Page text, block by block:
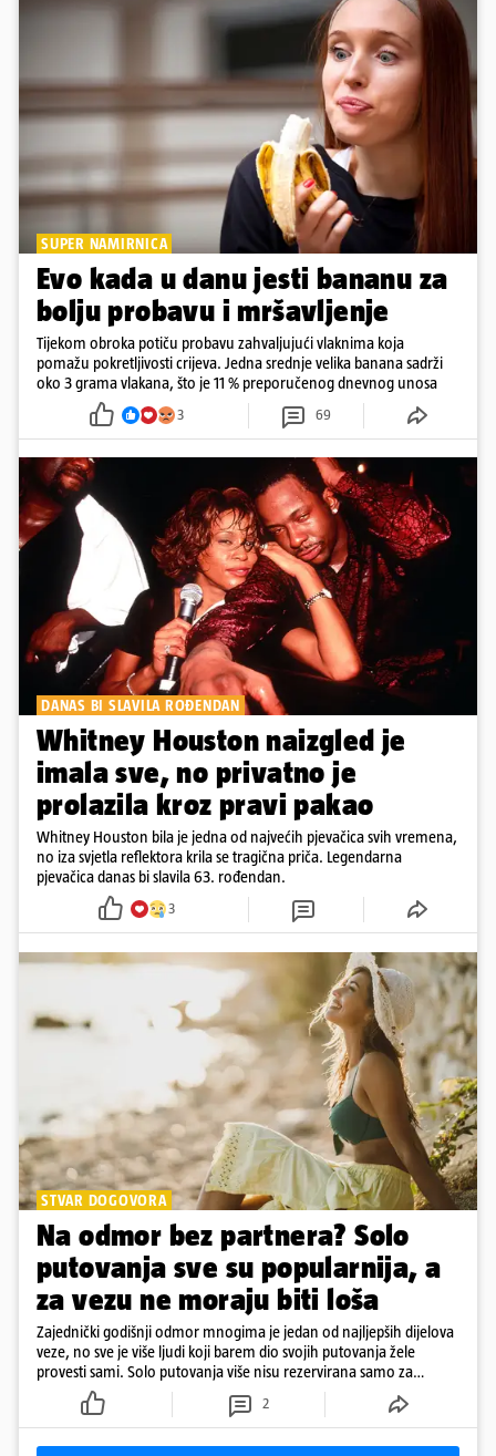
SUPER NAMIRNICA
Evo kada u danu jesti bananu za
bolju probavu i mršavljenje
Tijekom obroka potiču probavu zahvaljujući vlaknima koja
pomažu pokretljivosti crijeva. Jedna srednje velika banana sadrži
oko 3 grama vlakana, što je 11 % preporučenog dnevnog unosa
3 69
DANAS BI SLAVILA ROĐENDAN
Whitney Houston naizgled je
imala sve, no privatno je
prolazila kroz pravi pakao
Whitney Houston bila je jedna od najvećih pjevačica svih vremena,
no iza svjetla reflektora krila se tragična priča. Legendarna
pjevačica danas bi slavila 63. rođendan.
3
STVAR DOGOVORA
Na odmor bez partnera? Solo
putovanja sve su popularnija, a
za vezu ne moraju biti loša
Zajednički godišnji odmor mnogima je jedan od najljepših dijelova
veze, no sve je više ljudi koji barem dio svojih putovanja žele
provesti sami. Solo putovanja više nisu rezervirana samo za
samce, a činjenica da netko ima partnera ne znači nužno da svako
putovanje moraju planirati zajedno
2